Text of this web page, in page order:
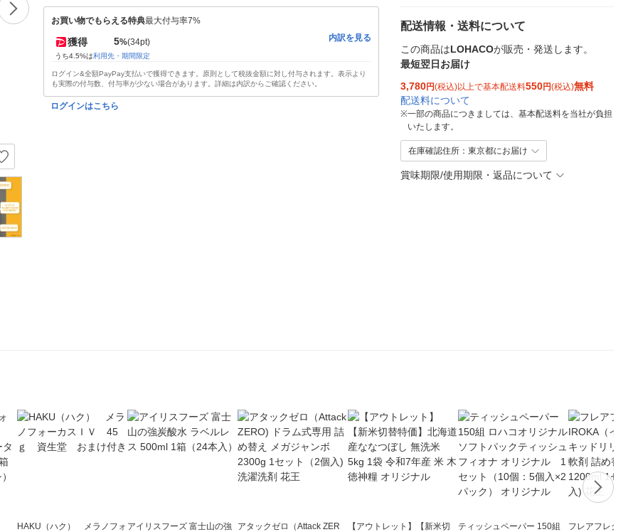
お買い物でもらえる特典最大付与率7%
獲得 5%(34pt)
うち4.5%は利用先・期間限定
内訳を見る
ログイン&全額PayPay支払いで獲得できます。原則として税抜金額に対し付与されます。表示より
も実際の付与数、付与率が少ない場合があります。詳細は内訳からご確認ください。
ログインはこちら
配送情報・送料について
この商品はLOHACOが販売・発送します。
最短翌日お届け
3,780円(税込)以上で基本配送料550円(税込)無料
配送料について
※一部の商品につきましては、基本配送料を当社が負担
いたします。
在庫確認住所：東京都にお届け
賞味期限/使用期限・返品について
HAKU（ハク） メラノフォ アイリスフーズ 富士山の強
アタックゼロ（Attack ZER
【アウトレット】【新米切
ティッシュペーパー 150組
フレアフレグ